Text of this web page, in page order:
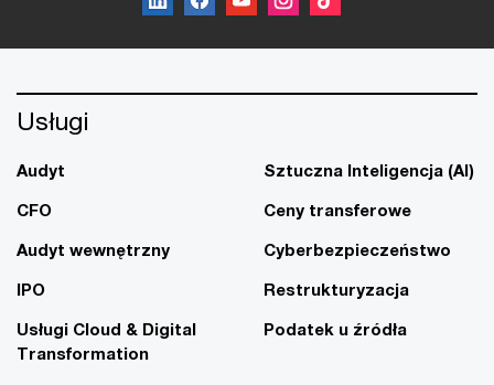
Usługi
Audyt
CFO
Audyt wewnętrzny
IPO
Usługi Cloud & Digital
Transformation
Sztuczna Inteligencja (AI)
Ceny transferowe
Cyberbezpieczeństwo
Restrukturyzacja
Podatek u źródła